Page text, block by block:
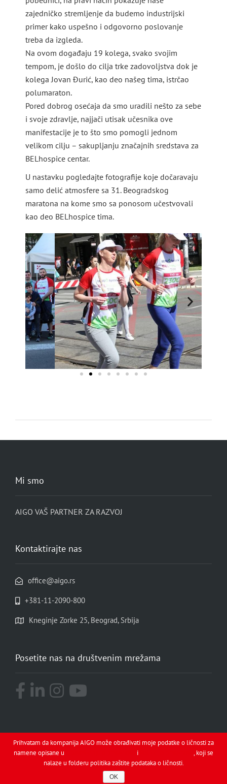
zajedničko stremljenje da budemo industrijski
primer kako uspešno i odgovorno poslovanje
treba da izgleda.
Na ovom događaju 19 kolega, svako svojim
tempom, je došlo do cilja trke zadovoljstva dok je
kolega Jovan Đurić, kao deo našeg tima, istrčao
polumaraton.
Pored dobrog osećaja da smo uradili nešto za sebe
i svoje zdravlje, najjači utisak učesnika ove
manifestacije je to što smo pomogli jednom
velikom cilju – sakupljanju značajnih sredstava za
BELhospice centar.
U nastavku pogledajte fotografije koje dočaravaju
samo delić atmosfere sa 31. Beogradskog
maratona na kome smo sa ponosom učestvovali
kao deo BELhospice tima.
Mi smo
AIGO VAŠ PARTNER ZA RAZVOJ
Kontaktirajte nas
office@aigo.rs
+381-11-2090-800
Kneginje Zorke 25, Beograd, Srbija
Posetite nas na društvenim mrežama
© AIGO 2019, All Rights Reserved
Prihvatam da kompanija AIGO može obrađivati moje podatke o ličnosti za
namene opisane u
i
, koji se
nalaze u folderu politika zaštite podataka o ličnosti.
OK